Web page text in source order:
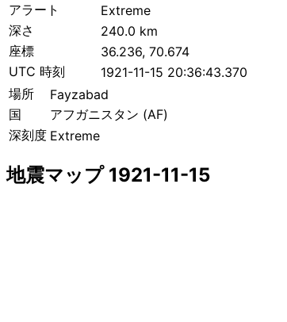
アラート
Extreme
深さ
240.0 km
座標
36.236, 70.674
UTC 時刻
1921-11-15 20:36:43.370
場所
Fayzabad
国
アフガニスタン (AF)
深刻度 Extreme
地震マップ 1921-11-15